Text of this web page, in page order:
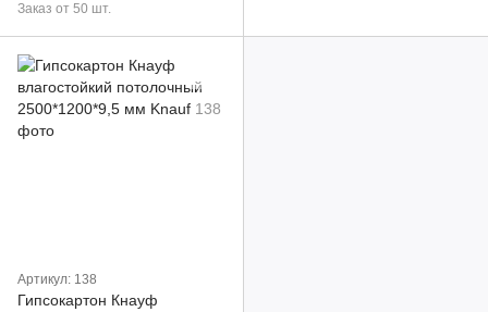
Заказ от 50 шт.
Артикул: 138
Гипсокартон Кнауф